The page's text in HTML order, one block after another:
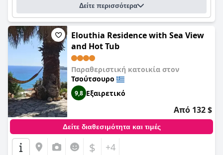
Δείτε περισσότερα
Elouthia Residence with Sea View
and Hot Tub
Παραθεριστική κατοικία στον
Τσούτσουρο
9,8 Εξαιρετικό
Από 132 $
Δείτε διαθεσιμότητα και τιμές
$ +4